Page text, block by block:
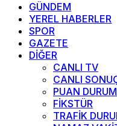
GÜNDEM
YEREL HABERLER
SPOR
GAZETE
DİĞER
CANLI TV
CANLI
PUAN
FİKSTÜR
TRAFİK